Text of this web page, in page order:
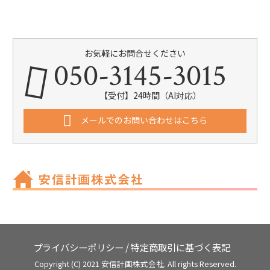
お気軽にお問合せください
050-3145-3015
【受付】24時間（AI対応）
メールでのお問い合わせはこちら
プライバシーポリシー /特定商取引に基づく表記
Copyright (C) 2021 安信計画株式会社. All rights Reserved.